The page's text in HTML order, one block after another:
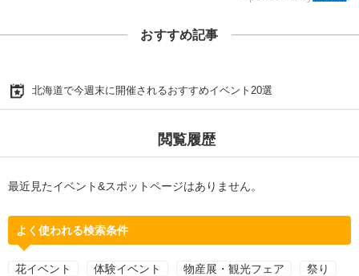
おすすめ記事
北海道で今週末に開催されるおすすめイベント20選
閲覧履歴
最近見たイベント&スポットページはありません。
よく使われる検索条件
花イベント 体験イベント 物産展・観光フェア 祭り